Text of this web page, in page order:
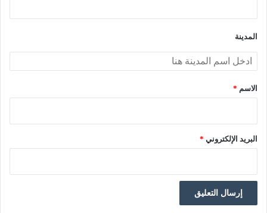
المدينة
الاسم *
البريد الإلكتروني *